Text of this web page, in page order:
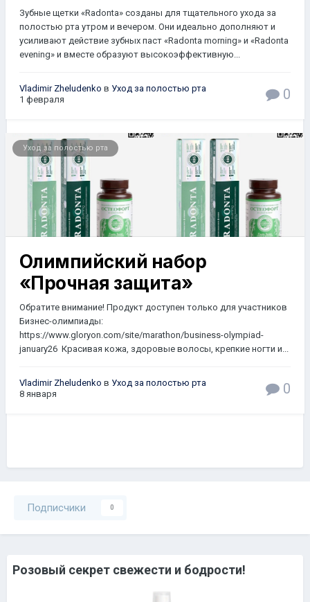
Зубные щетки «Radonta» созданы для тщательного ухода за
полостью рта утром и вечером. Они идеально дополняют и
усиливают действие зубных паст «Radonta morning» и «Radonta
evening» и вместе образуют высокоэффективную...
Vladimir Zheludenko в Уход за полостью рта
1 февраля
0
Уход за полостью рта
Олимпийский набор
«Прочная защита»
Обратите внимание! Продукт доступен только для участников
Бизнес-олимпиады:
https://www.gloryon.com/site/marathon/business-olympiad-
january26 Красивая кожа, здоровые волосы, крепкие ногти и...
Vladimir Zheludenko в Уход за полостью рта
8 января
0
Подписчики 0
Розовый секрет свежести и бодрости!